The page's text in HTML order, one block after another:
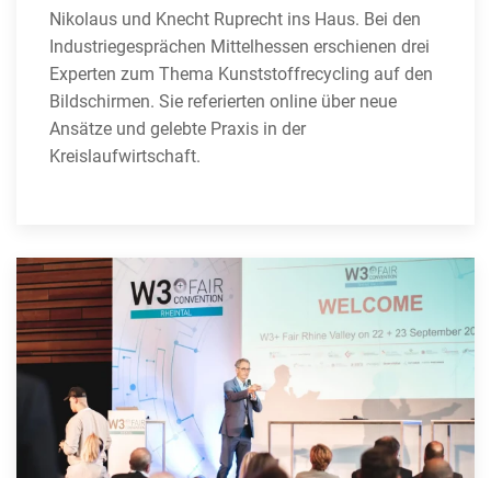
Nikolaus und Knecht Ruprecht ins Haus. Bei den
Industriegesprächen Mittelhessen erschienen drei
Experten zum Thema Kunststoffrecycling auf den
Bildschirmen. Sie referierten online über neue
Ansätze und gelebte Praxis in der
Kreislaufwirtschaft.